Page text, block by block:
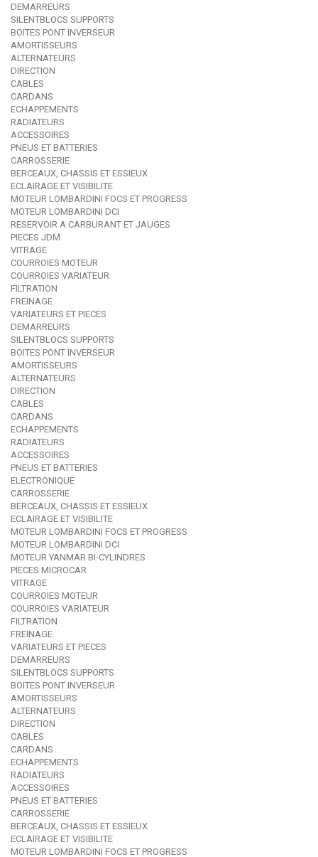
DEMARREURS
SILENTBLOCS SUPPORTS
BOITES PONT INVERSEUR
AMORTISSEURS
ALTERNATEURS
DIRECTION
CABLES
CARDANS
ECHAPPEMENTS
RADIATEURS
ACCESSOIRES
PNEUS ET BATTERIES
CARROSSERIE
BERCEAUX, CHASSIS ET ESSIEUX
ECLAIRAGE ET VISIBILITE
MOTEUR LOMBARDINI FOCS ET PROGRESS
MOTEUR LOMBARDINI DCI
RESERVOIR A CARBURANT ET JAUGES
PIECES JDM
VITRAGE
COURROIES MOTEUR
COURROIES VARIATEUR
FILTRATION
FREINAGE
VARIATEURS ET PIECES
DEMARREURS
SILENTBLOCS SUPPORTS
BOITES PONT INVERSEUR
AMORTISSEURS
ALTERNATEURS
DIRECTION
CABLES
CARDANS
ECHAPPEMENTS
RADIATEURS
ACCESSOIRES
PNEUS ET BATTERIES
ELECTRONIQUE
CARROSSERIE
BERCEAUX, CHASSIS ET ESSIEUX
ECLAIRAGE ET VISIBILITE
MOTEUR LOMBARDINI FOCS ET PROGRESS
MOTEUR LOMBARDINI DCI
MOTEUR YANMAR BI-CYLINDRES
PIECES MICROCAR
VITRAGE
COURROIES MOTEUR
COURROIES VARIATEUR
FILTRATION
FREINAGE
VARIATEURS ET PIECES
DEMARREURS
SILENTBLOCS SUPPORTS
BOITES PONT INVERSEUR
AMORTISSEURS
ALTERNATEURS
DIRECTION
CABLES
CARDANS
ECHAPPEMENTS
RADIATEURS
ACCESSOIRES
PNEUS ET BATTERIES
CARROSSERIE
BERCEAUX, CHASSIS ET ESSIEUX
ECLAIRAGE ET VISIBILITE
MOTEUR LOMBARDINI FOCS ET PROGRESS